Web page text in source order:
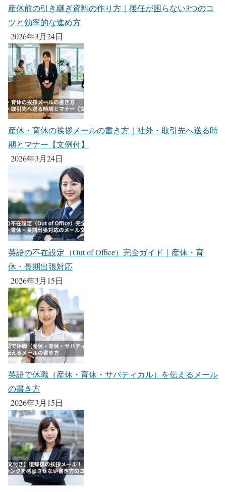
産休前の引き継ぎ資料の作り方｜後任が困らない3つのコ
ツと効率的な進め方
2026年3月24日
産休・育休の挨拶メールの書き方｜社外・取引先へ送る時
期とマナー【文例付】
2026年3月24日
英語の不在設定（Out of Office）完全ガイド｜産休・育
休・長期出張対応
2026年3月15日
英語で休職（産休・育休・サバティカル）を伝えるメール
の書き方
2026年3月15日